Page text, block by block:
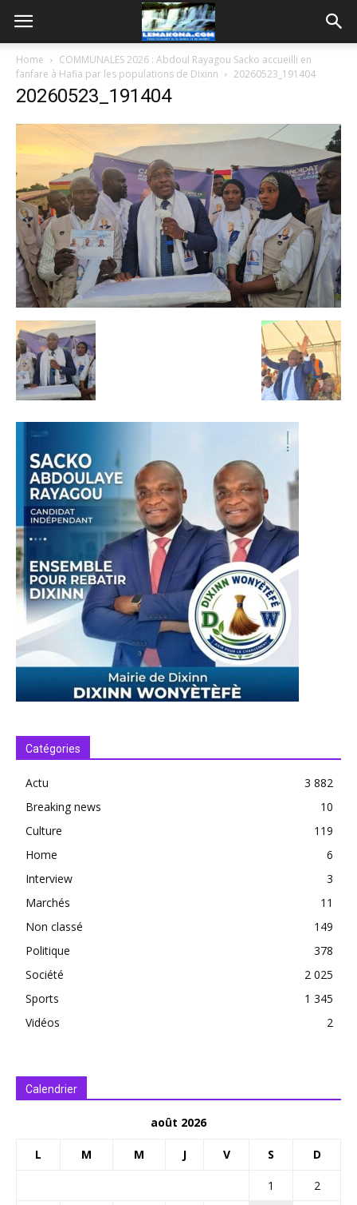
Home
COMMUNALES 2026 : Abdoul Rayagou Sacko accueilli en
fanfare à Hafia par les populations de Dixinn
20260523_191404
20260523_191404
Catégories
Actu
3 882
Breaking news
10
Culture
119
Home
6
Interview
3
Marchés
11
Non classé
149
Politique
378
Société
2 025
Sports
1 345
Vidéos
2
Calendrier
août 2026
L M M J V S D
1
2